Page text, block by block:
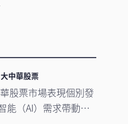
中華股票
股票市場表現個別發
能（AI）需求帶動科